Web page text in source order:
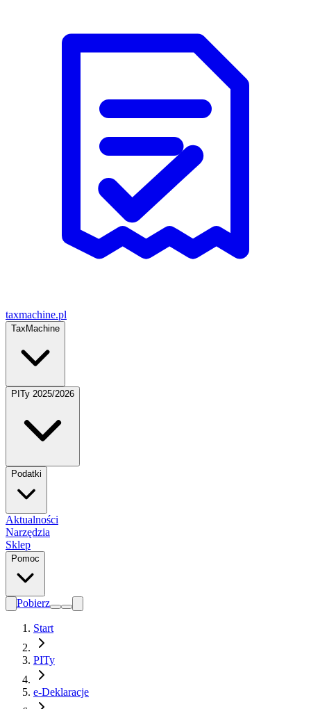
taxmachine.pl
TaxMachine
PITy 2025/2026
Podatki
Aktualności
Narzędzia
Sklep
Pomoc
Pobierz
Start
PITy
e-Deklaracje